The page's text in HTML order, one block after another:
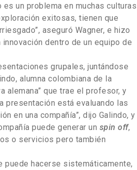
un problema en muchas culturas
exitosas, tienen que
aseguró Wagner, e hizo
dentro de un equipo de
grupales, juntándose
alumna colombiana de la
alemana” que trae el profesor, y
presentación está evaluando las
en una compañía”, dijo Galindo, y
puede generar un spin off,
o servicios pero también
puede hacerse sistemáticamente,